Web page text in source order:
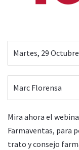
Martes, 29
Marc Florensa
Mira ahora el
Farmaventas, para
trato y consejo